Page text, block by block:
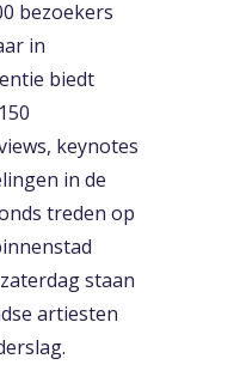
bezoekers
in
biedt
keynotes
in de
treden op
staan
artiesten